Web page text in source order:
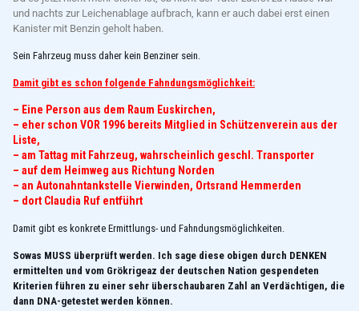
und nachts zur Leichenablage aufbrach, kann er auch dabei erst einen
Kanister mit Benzin geholt haben.
Sein Fahrzeug muss daher kein Benziner sein.
Damit gibt es schon folgende Fahndungsmöglichkeit:
– Eine Person aus dem Raum Euskirchen,
– eher schon VOR 1996 bereits Mitglied in Schützenverein aus der
Liste,
– am Tattag mit Fahrzeug, wahrscheinlich geschl. Transporter
– auf dem Heimweg aus Richtung Norden
– an Autonahntankstelle Vierwinden, Ortsrand Hemmerden
– dort Claudia Ruf entführt
Damit gibt es konkrete Ermittlungs- und Fahndungsmöglichkeiten.
Sowas MUSS überprüft werden. Ich sage diese obigen durch DENKEN
ermittelten und vom Grökrigeaz der deutschen Nation gespendeten
Kriterien führen zu einer sehr überschaubaren Zahl an Verdächtigen, die
dann DNA-getestet werden können.